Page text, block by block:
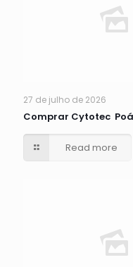
27 de julho de 2026
Comprar Cytotec Poá
Read more